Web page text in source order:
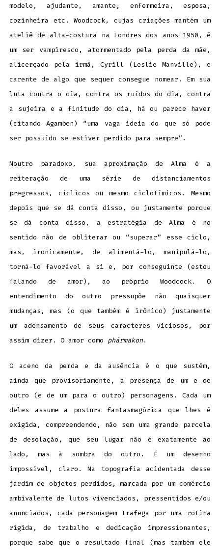
modelo, ajudante, amante, enfermeira, esposa,
cozinheira etc. Woodcock, cujas criações mantém um
ateliê de alta-costura na Londres dos anos 1950, é
um ser vampiresco, atormentado pela perda da mãe,
alicerçado pela irmã, Cyrill (Leslie Manville), e
carente de algo que sequer consegue nomear. Em sua
luta contra o dia, contra os ruídos do dia, contra
a sujeira e a finitude do dia, há ou parece haver
(citando Agamben) “uma vaga ideia do que só pode
ser possuído se estiver perdido para sempre”.
Noutro paradoxo, sua aproximação de Alma é a
reiteração de uma série de distanciamentos
pregressos, cíclicos ou mesmo ciclotímicos. Mesmo
depois que se dá conta disso, ou justamente porque
se dá conta disso, a estratégia de Alma é no
sentido não de obliterar ou “superar” esse ciclo,
mas, ironicamente, de alimentá-lo, manipulá-lo,
torná-lo favorável a si e, por conseguinte (estou
falando de amor), ao próprio Woodcock. O
entendimento do outro pressupõe não quaisquer
mudanças, mas (o que também é irônico) justamente
um adensamento de seus caracteres viciosos, por
assim dizer. O amor como phármakon.
O aceno da perda e da ausência é o que sustém,
ainda que provisoriamente, a presença de um e de
outro (e de um para o outro) personagens. Cada um
deles assume a postura fantasmagórica que lhes é
exigida, compreendendo, não sem uma grande parcela
de desolação, que seu lugar não é exatamente ao
lado, mas à sombra do outro. É um desenho
impossível, claro. Na topografia acidentada desse
jardim de objetos perdidos, marcada por um comércio
ambivalente de lutos vivenciados, pressentidos e/ou
anunciados, cada personagem trafega por uma rotina
rígida, de trabalho e dedicação impressionantes,
porque sabe que o resultado final (mas também ele